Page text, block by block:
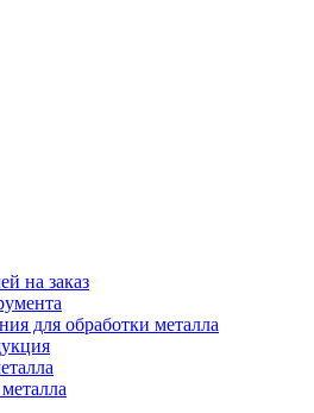
на заказ
для обработки металла